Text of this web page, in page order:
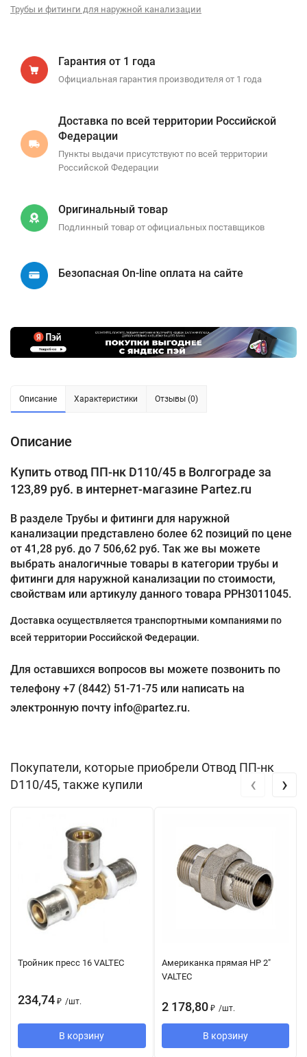
Трубы и фитинги для наружной канализации
Гарантия от 1 года
Официальная гарантия производителя от 1 года
Доставка по всей территории Российской
Федерации
Пункты выдачи присутствуют по всей территории
Российской Федерации
Оригинальный товар
Подлинный товар от официальных поставщиков
Безопасная On-line оплата на сайте
Описание Характеристики Отзывы (0)
Описание
Купить отвод ПП-нк D110/45 в Волгограде за
123,89 руб. в интернет-магазине Partez.ru
В разделе Трубы и фитинги для наружной
канализации представлено более 62 позиций по цене
от 41,28 руб. до 7 506,62 руб. Так же вы можете
выбрать аналогичные товары в категории трубы и
фитинги для наружной канализации по стоимости,
свойствам или артикулу данного товара PPH3011045.
Доставка осуществляется транспортными компаниями по
всей территории Российской Федерации.
Для оставшихся вопросов вы можете позвонить по
телефону +7 (8442) 51-71-75 или написать на
электронную почту info@partez.ru.
Покупатели, которые приобрели Отвод ПП-нк
D110/45, также купили
Тройник пресс 16 VALTEC
234,74 ₽ /шт.
В корзину
Американка прямая НР 2"
VALTEC
2 178,80 ₽ /шт.
В корзину
‹ ›